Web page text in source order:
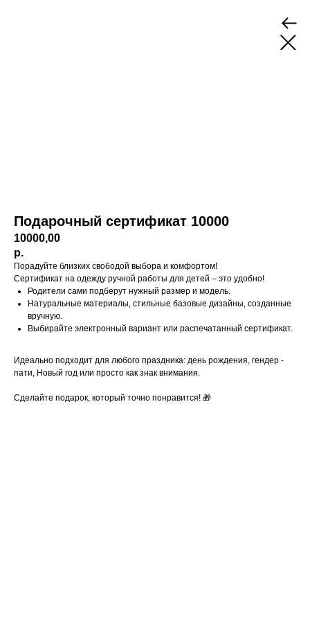
Подарочный сертификат 10000
10000,00
р.
Порадуйте близких свободой выбора и комфортом!
Сертификат на одежду ручной работы для детей – это удобно!
Родители сами подберут нужный размер и модель.
Натуральные материалы, стильные базовые дизайны, созданные
вручную.
Выбирайте электронный вариант или распечатанный сертификат.
Идеально подходит для любого праздника: день рождения, гендер -
пати, Новый год или просто как знак внимания.
Сделайте подарок, который точно понравится! 🎁